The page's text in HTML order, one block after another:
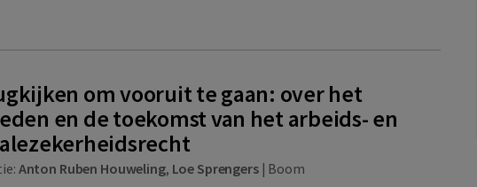
om vooruit te gaan: over het
en de toekomst van het arbeids- en
Anton Ruben Houweling, Loe Sprengers| Boom